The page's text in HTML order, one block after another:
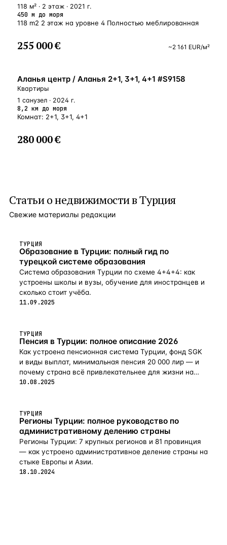
118 м² · 2 этаж · 2021 г.
450 м до моря
118 m2 2 этаж на уровне 4 Полностью меблированная
255 000 € ~2 161 EUR/м²
ВНЖ
Аланья центр / Аланья 2+1, 3+1, 4+1 #S9158
Квартиры
1 санузел · 2024 г.
8,2 км до моря
Комнат: 2+1, 3+1, 4+1
280 000 €
Статьи онедвижимости в Турция
Свежие материалы редакции
ТУРЦИЯ
Образование в Турции: полный гид по
турецкой системе образования
Система образования Турции по схеме 4+4+4: как
устроены школы и вузы, обучение для иностранцев и
сколько стоит учёба.
11.09.2025
ТУРЦИЯ
Пенсия в Турции: полное описание 2026
Как устроена пенсионная система Турции, фонд SGK
и виды выплат, минимальная пенсия 20 000 лир — и
почему страна всё привлекательнее для жизни на
пенсии в 2026-м.
10.08.2025
ТУРЦИЯ
Регионы Турции: полное руководство по
административному делению страны
Регионы Турции: 7 крупных регионов и 81 провинция
— как устроено административное деление страны на
стыке Европы и Азии.
18.10.2024